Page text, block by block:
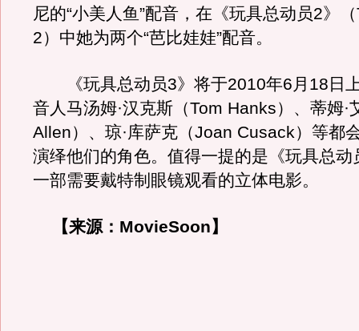
尼的“小美人鱼”配音，在《玩具总动员2》
2）中她为两个“芭比娃娃”配音。
《玩具总动员3》将于2010年6月18日
音人马汤姆·汉克斯（Tom Hanks）、蒂姆·
Allen）、琼·库萨克（Joan Cusack）等都
演绎他们的角色。值得一提的是《玩具总动
一部需要戴特制眼镜观看的立体电影。
【来源：MovieSoon】